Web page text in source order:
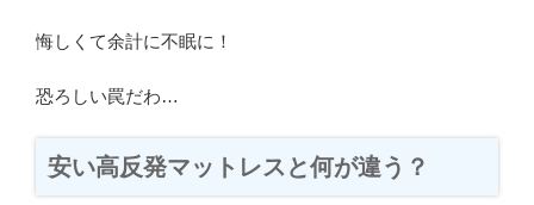
悔しくて余計に不眠に！
恐ろしい罠だわ…
安い高反発マットレスと何が違う？